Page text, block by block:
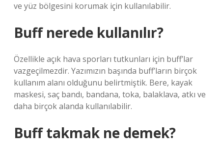
ve yüz bölgesini korumak için kullanılabilir.
Buff nerede kullanılır?
Özellikle açık hava sporları tutkunları için buff’lar
vazgeçilmezdir. Yazımızın başında buff’ların birçok
kullanım alanı olduğunu belirtmiştik. Bere, kayak
maskesi, saç bandı, bandana, toka, balaklava, atkı ve
daha birçok alanda kullanılabilir.
Buff takmak ne demek?